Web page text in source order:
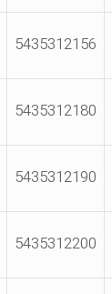
5435312156
5435312180
5435312190
5435312200